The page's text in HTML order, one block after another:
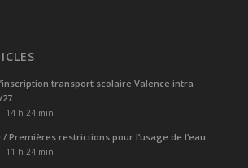
transport scolaire Valence intra-
14 h 24 min
Premières restrictions pour l’usage de l’eau
11 h 24 min